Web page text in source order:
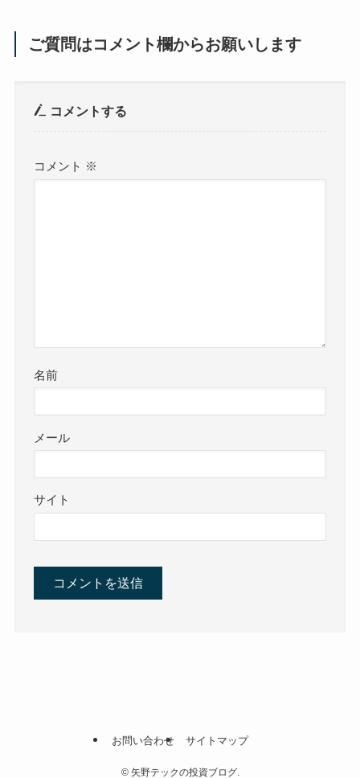
ご質問はコメント欄からお願いします
コメントする
コメント ※
名前
メール
サイト
お問い合わせ サイトマップ
©矢野テックの投資ブログ.